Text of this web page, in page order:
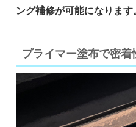
ング補修が可能になります
プライマー塗布で密着